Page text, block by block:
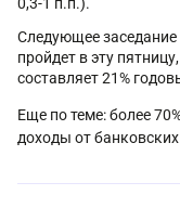
Следующее
пройдет в эту
составляет 21%
Еще по теме: более
доходы от